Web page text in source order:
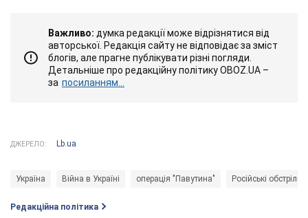
Важливо: думка редакції може відрізнятися від
авторської. Редакція сайту не відповідає за зміст
блогів, але прагне публікувати різні погляди.
Детальніше про редакційну політику OBOZ.UA –
за посиланням...
ДЖЕРЕЛО: Lb.ua
Україна Війна в Україні операція "Павутина" Російські обстріли
Редакційна політика